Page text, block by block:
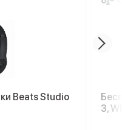
Beats Studio
3,